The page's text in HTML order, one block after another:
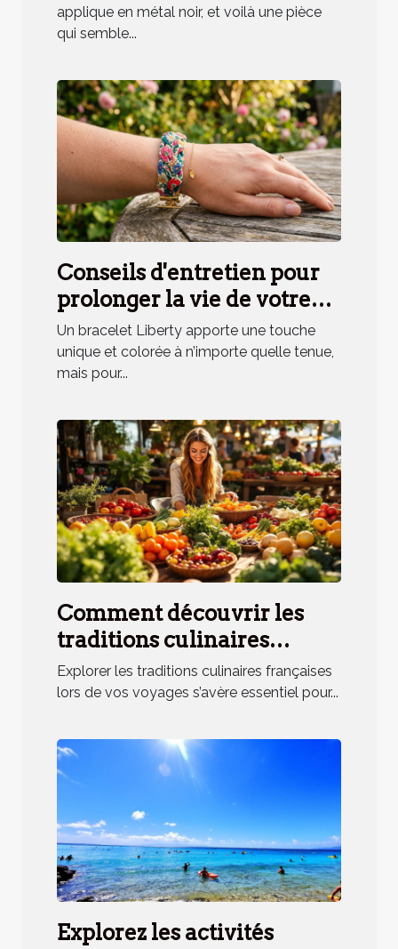
applique en métal noir, et voilà une pièce
qui semble...
Conseils d'entretien pour
prolonger la vie de votre
bracelet Liberty
Un bracelet Liberty apporte une touche
unique et colorée à n’importe quelle tenue,
mais pour...
Comment découvrir les
traditions culinaires
françaises lors de vos
voyages ?
Explorer les traditions culinaires françaises
lors de vos voyages s’avère essentiel pour...
Explorez les activités